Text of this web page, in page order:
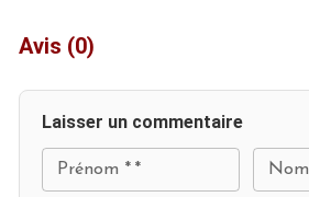
Avis (0)
Laisser un commentaire
Prénom * * Nom